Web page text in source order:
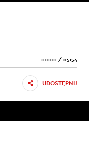
00:00 / 05:54
UDOSTĘPNIJ